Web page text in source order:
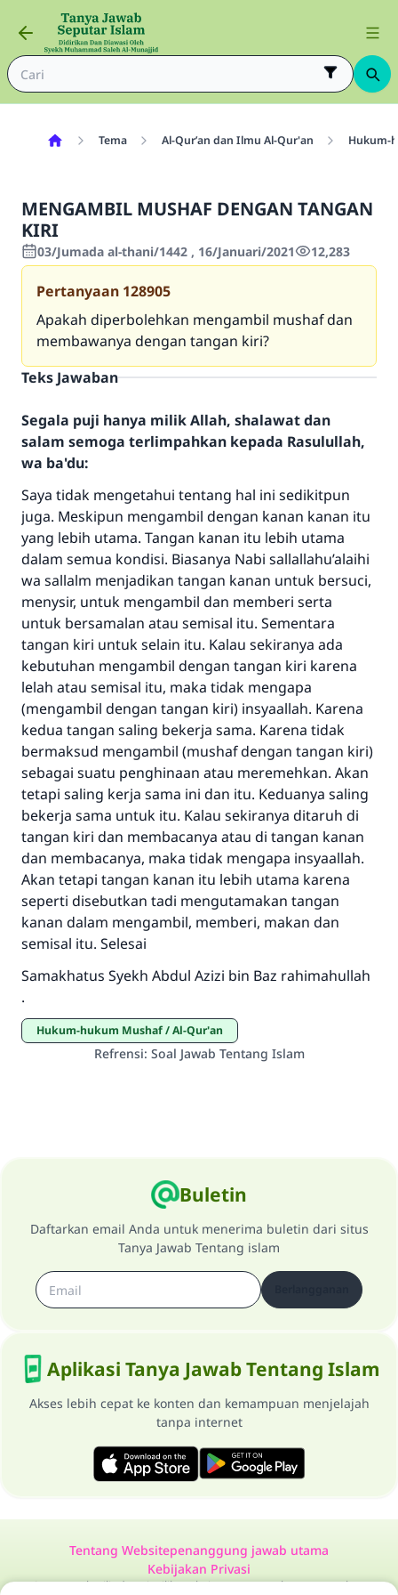
Tema Al-Qur’an dan Ilmu Al-Qur'an Hukum-
MENGAMBIL MUSHAF DENGAN TANGAN
KIRI
03/Jumada al-thani/1442 , 16/Januari/2021 12,283
Pertanyaan 128905
Apakah diperbolehkan mengambil mushaf dan
membawanya dengan tangan kiri?
Teks Jawaban
Segala puji hanya milik Allah, shalawat dan
salam semoga terlimpahkan kepada Rasulullah,
wa ba'du:
Saya tidak mengetahui tentang hal ini sedikitpun
juga. Meskipun mengambil dengan kanan kanan itu
yang lebih utama. Tangan kanan itu lebih utama
dalam semua kondisi. Biasanya Nabi sallallahu’alaihi
wa sallalm menjadikan tangan kanan untuk bersuci,
menysir, untuk mengambil dan memberi serta
untuk bersamalan atau semisal itu. Sementara
tangan kiri untuk selain itu. Kalau sekiranya ada
kebutuhan mengambil dengan tangan kiri karena
lelah atau semisal itu, maka tidak mengapa
(mengambil dengan tangan kiri) insyaallah. Karena
kedua tangan saling bekerja sama. Karena tidak
bermaksud mengambil (mushaf dengan tangan kiri)
sebagai suatu penghinaan atau meremehkan. Akan
tetapi saling kerja sama ini dan itu. Keduanya saling
bekerja sama untuk itu. Kalau sekiranya ditaruh di
tangan kiri dan membacanya atau di tangan kanan
dan membacanya, maka tidak mengapa insyaallah.
Akan tetapi tangan kanan itu lebih utama karena
seperti disebutkan tadi mengutamakan tangan
kanan dalam mengambil, memberi, makan dan
semisal itu. Selesai
Samakhatus Syekh Abdul Azizi bin Baz rahimahullah
.
Hukum-hukum Mushaf / Al-Qur'an
Refrensi: Soal Jawab Tentang Islam
Buletin
Daftarkan email Anda untuk menerima buletin dari situs
Tanya Jawab Tentang islam
Aplikasi Tanya Jawab Tentang Islam
Akses lebih cepat ke konten dan kemampuan menjelajah
tanpa internet
Tentang Websitepenanggung jawab utama
Kebijakan Privasi
Semua Hak Dilindungi Milik Website Tanya Jawab Tentang Islam
Jawaban no. 110845
menyelamatkan pernikahan.
Bantu kami dalam memberikan jawaban untuk umat
Rasulullah ﷺ bersabda
"Siapa yang menunjukkan suatu kebaikan,
meka dia akan mendapatkan pahala yang
sama dengan orang yang melakukannya"
MUSLIM, 1893